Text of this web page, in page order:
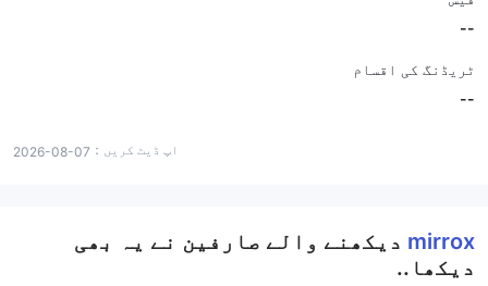
--
ٹریڈنگ کی اقسام
--
اپ ڈیٹ کریں： 2026-08-07
mirrox دیکھنے والے صارفین نے یہ بھی
دیکھا..